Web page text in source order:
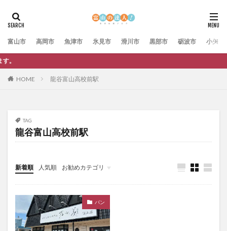
富山市 高岡市 魚津市 氷見市 滑川市 黒部市 砺波市 小矢部
HOME 龍谷富山高校前駅
TAG
龍谷富山高校前駅
新着順 人気順 お勧めカテゴリ
未分類
パン